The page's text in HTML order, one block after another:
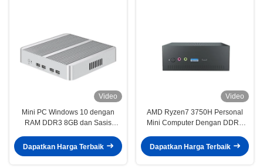
Video
Mini PC Windows 10 dengan
RAM DDR3 8GB dan Sasis
menampilkan Intel Celeron J1900
Dapatkan Harga Terbaik
Video
AMD Ryzen7 3750H Personal
Mini Computer Dengan DDR4
Dapatkan Harga Terbaik